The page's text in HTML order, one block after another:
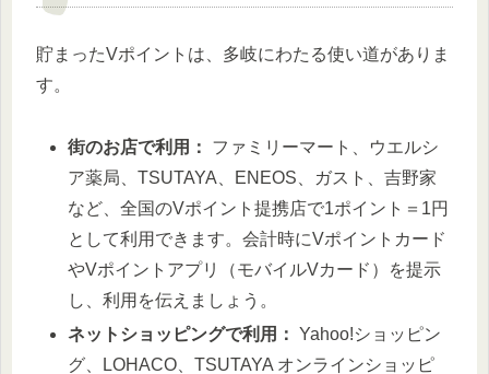
貯まったVポイントは、多岐にわたる使い道がありま
す。
街のお店で利用：
ファミリーマート、ウエルシ
ア薬局、TSUTAYA、ENEOS、ガスト、吉野家
など、全国のVポイント提携店で1ポイント＝1円
として利用できます。会計時にVポイントカード
やVポイントアプリ（モバイルVカード）を提示
し、利用を伝えましょう。
ネットショッピングで利用： Yahoo!ショッピン
グ、LOHACO、TSUTAYA オンラインショッピ